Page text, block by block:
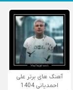
آهنگ های برتر علی
احمدیانی 1404